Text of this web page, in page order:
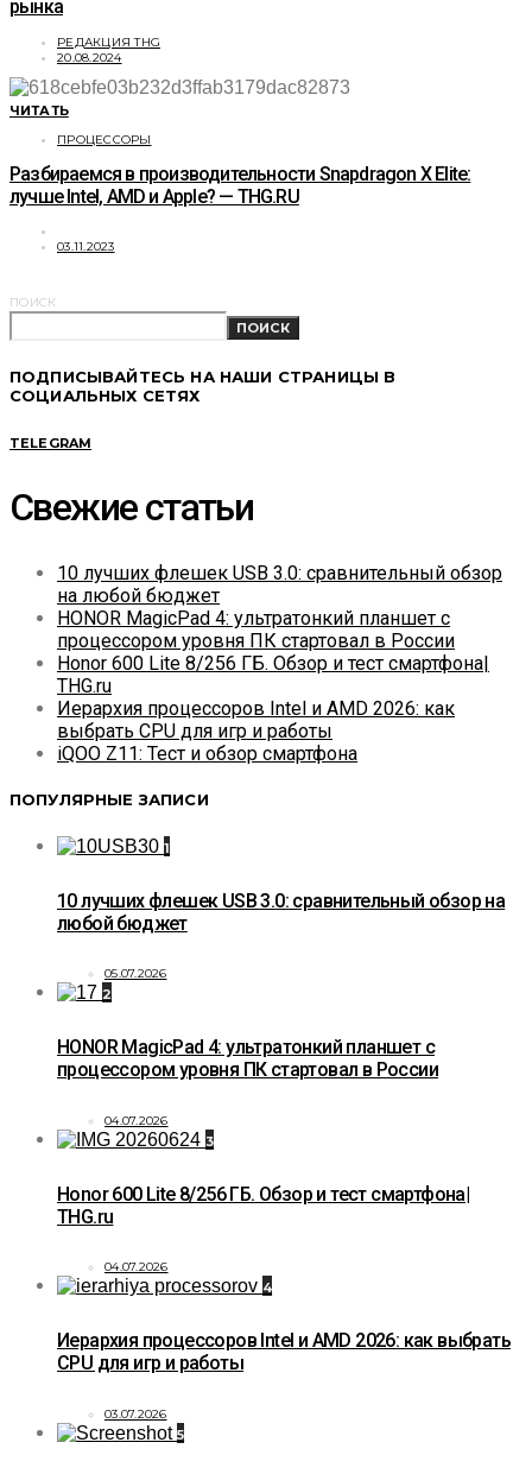
рынка
РЕДАКЦИЯ THG
20.08.2024
ЧИТАТЬ
ПРОЦЕССОРЫ
Разбираемся в производительности Snapdragon X Elite:
лучше Intel, AMD и Apple? — THG.RU
03.11.2023
ПОИСК
ПОИСК
ПОДПИСЫВАЙТЕСЬ НА НАШИ СТРАНИЦЫ В
СОЦИАЛЬНЫХ СЕТЯХ
TELEGRAM
Свежие статьи
10 лучших флешек USB 3.0: сравнительный обзор
на любой бюджет
HONOR MagicPad 4: ультратонкий планшет с
процессором уровня ПК стартовал в России
Honor 600 Lite 8/256 ГБ. Обзор и тест смартфона|
THG.ru
Иерархия процессоров Intel и AMD 2026: как
выбрать CPU для игр и работы
iQOO Z11: Тест и обзор смартфона
ПОПУЛЯРНЫЕ ЗАПИСИ
1
10 лучших флешек USB 3.0: сравнительный обзор на
любой бюджет
05.07.2026
2
HONOR MagicPad 4: ультратонкий планшет с
процессором уровня ПК стартовал в России
04.07.2026
3
Honor 600 Lite 8/256 ГБ. Обзор и тест смартфона|
THG.ru
04.07.2026
4
Иерархия процессоров Intel и AMD 2026: как выбрать
CPU для игр и работы
03.07.2026
5